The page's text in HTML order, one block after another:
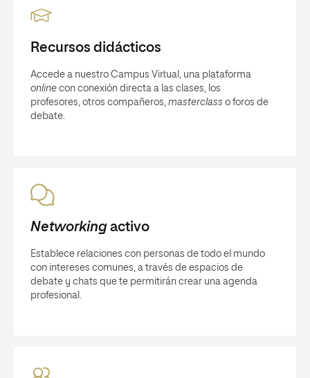
Recursos didácticos
Accede a nuestro Campus Virtual, una plataforma
online con conexión directa a las clases, los
profesores, otros compañeros, masterclass o foros de
debate.
Networkingactivo
Establece relaciones con personas de todo el mundo
con intereses comunes, a través de espacios de
debate y chats que te permitirán crear una agenda
profesional.